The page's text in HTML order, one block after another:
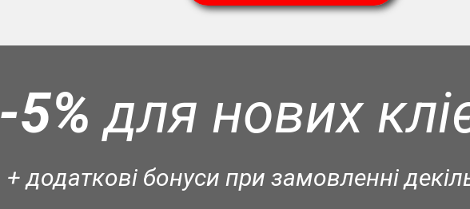
-5% для нових
+ додаткові бонуси при замовленні